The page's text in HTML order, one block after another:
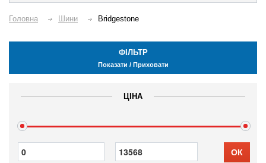
Головна Шини Bridgestone
ФІЛЬТР
Показати / Приховати
ЦІНА
ОК